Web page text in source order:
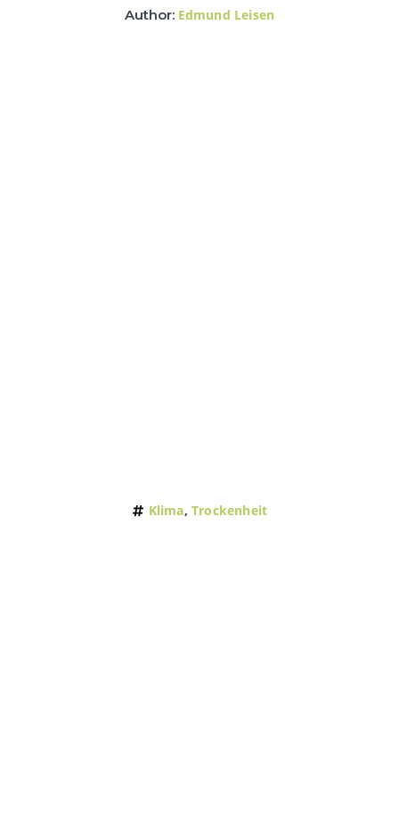
Author: Edmund Leisen
Klima,Trockenheit